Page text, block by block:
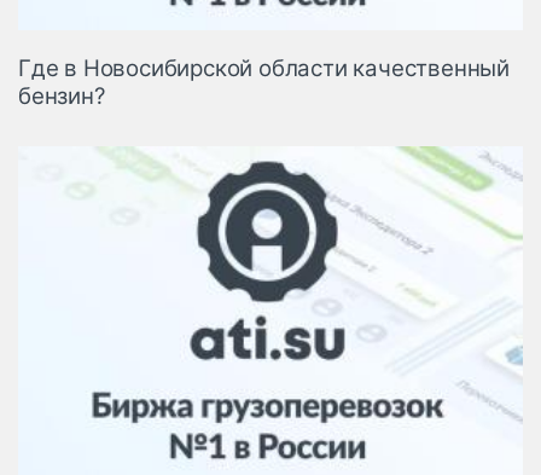
Где в Новосибирской области качественный
бензин?